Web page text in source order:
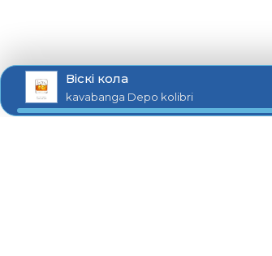
Віскі кола
kavabanga Depo kolibri